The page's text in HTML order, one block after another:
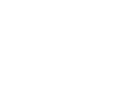
保生产带来了新的解
厂能够降低NOx排放，
。在未来，随着科技的
术能够在更多水泥厂得
。